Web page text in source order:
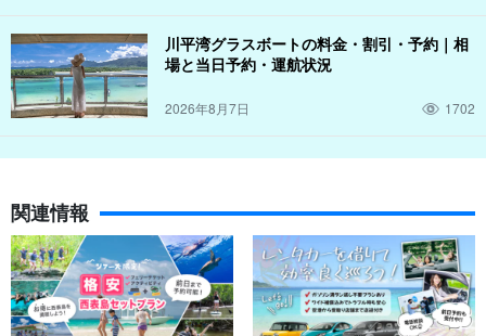
川平湾グラスボートの料金・割引・予約｜相
場と当日予約・運航状況
2026年8月7日 1702
関連情報